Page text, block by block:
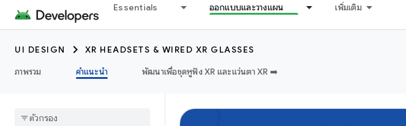
Essentials ออกแบบและวางแผน เพิ่มเติม
UI DESIGN
XR HEADSETS & WIRED XR GLASSES
ภาพรวม
คำแนะนำ พัฒนาเพื่อชุดหูฟัง XR และแว่นตา XR ➡️